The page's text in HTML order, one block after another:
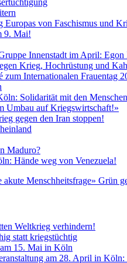
von Faschismus und
9. Mai!
Innenstadt im April:
Krieg, Hochrüstung und
Internationalen Frauentag
Solidarität mit den
Umbau auf Kriegswirtschaft!»
gegen den Iran stoppen!
Maduro?
Hände weg von Venezuela!
Weltkrieg verhindern!
statt kriegstüchtig
15. Mai in Köln
am 28. April in